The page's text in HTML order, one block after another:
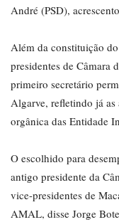
André (PSD),
Além da constituição
presidentes de Câmara
primeiro secretário
Algarve, refletindo já as
orgânica das Entidade
O escolhido para
antigo presidente da
vice-presidentes de
AMAL, disse Jorge